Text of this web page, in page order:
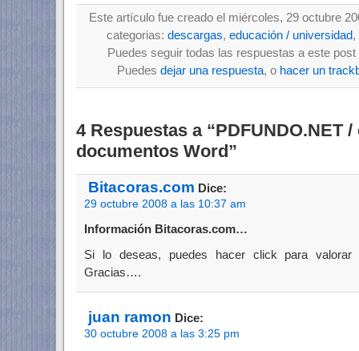
Este artículo fue creado el miércoles, 29 octubre
categorias: descargas, educación / universidad,
Puedes seguir todas las respuestas a este
Puedes dejar una respuesta, o hacer un
4 Respuestas a “PDFUNDO.NET
documentos Word”
Bitacoras.com Dice:
29 octubre 2008 a las 10:37 am
Información Bitacoras.com…
Si lo deseas, puedes hacer click para valorar
Gracias….
juan ramon Dice:
30 octubre 2008 a las 3:25 pm